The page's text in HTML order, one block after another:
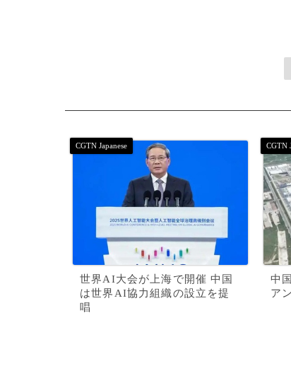
世界AI大会が上海で開催 中国
は世界AI協力組織の設立を提
唱
中
ア